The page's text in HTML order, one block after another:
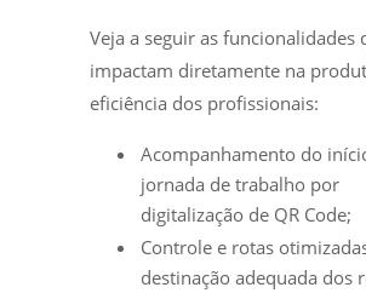
Veja a seguir as funcionalidades
impactam diretamente na
eficiência dos profissionais:
Acompanhamento do
jornada de trabalho por
digitalização de QR Code;
Controle e rotas
destinação adequada dos